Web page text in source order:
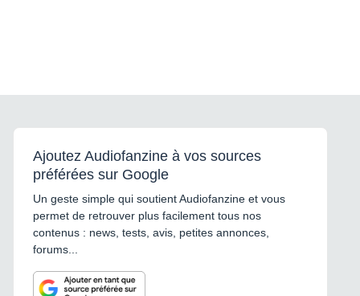
Ajoutez Audiofanzine à vos sources
préférées sur Google
Un geste simple qui soutient Audiofanzine et vous
permet de retrouver plus facilement tous nos
contenus : news, tests, avis, petites annonces,
forums...